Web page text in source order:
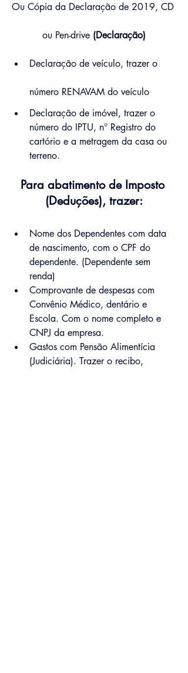
Ou Cópia da Declaração de 2019, CD
ou Pen-drive (Declaração)
Declaração de veículo, trazer o
número RENAVAM do veículo
Declaração de imóvel, trazer o
número do IPTU, n° Registro do
cartório e a metragem da casa ou
terreno.
Para abatimento de Imposto
(Deduções), trazer:
Nome dos Dependentes com data
de nascimento, com o CPF do
dependente. (Dependente sem
renda)
Comprovante de despesas com
Convênio Médico, dentário e
Escola. Com o nome completo e
CNPJ da empresa.
Gastos com Pensão Alimentícia
(Judiciária). Trazer o recibo,